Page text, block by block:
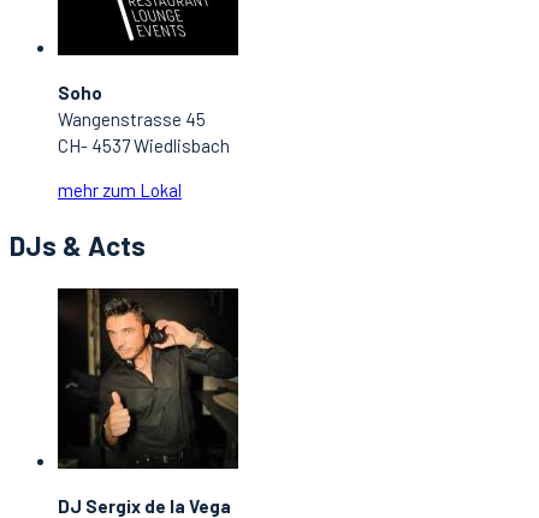
Soho
Wangenstrasse 45
CH- 4537 Wiedlisbach
mehr zum Lokal
DJs & Acts
DJ Sergix de la Vega